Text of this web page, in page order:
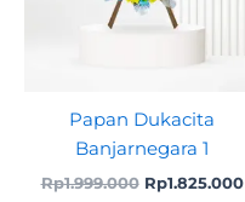
Papan Dukacita
Banjarnegara 1
Rp1.999.000 Rp1.825.000